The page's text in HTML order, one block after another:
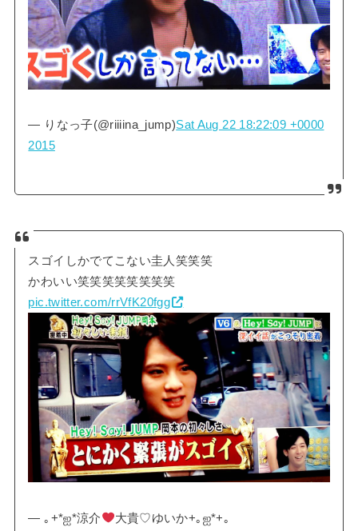
— りなっ子(@riiiina_jump)Sat Aug 22 18:22:09 +0000
2015
スゴイしかでてこない圭人笑笑笑
かわいい笑笑笑笑笑笑笑笑
pic.twitter.com/rrVfK20fgg
— ｡+*ஐ*涼介
大貴♡ゆいか+｡ஐ*+｡